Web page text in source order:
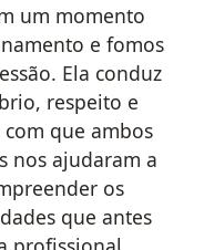
um momento
e fomos
Ela conduz
respeito e
que ambos
nos ajudaram a
os
que antes